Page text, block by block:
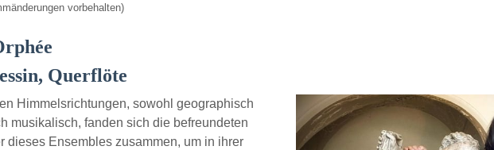
vorbehalten)
Querflöte
Himmelsrichtungen, sowohl geographisch
musikalisch, fanden sich die befreundeten
dieses Ensembles zusammen, um in ihrer